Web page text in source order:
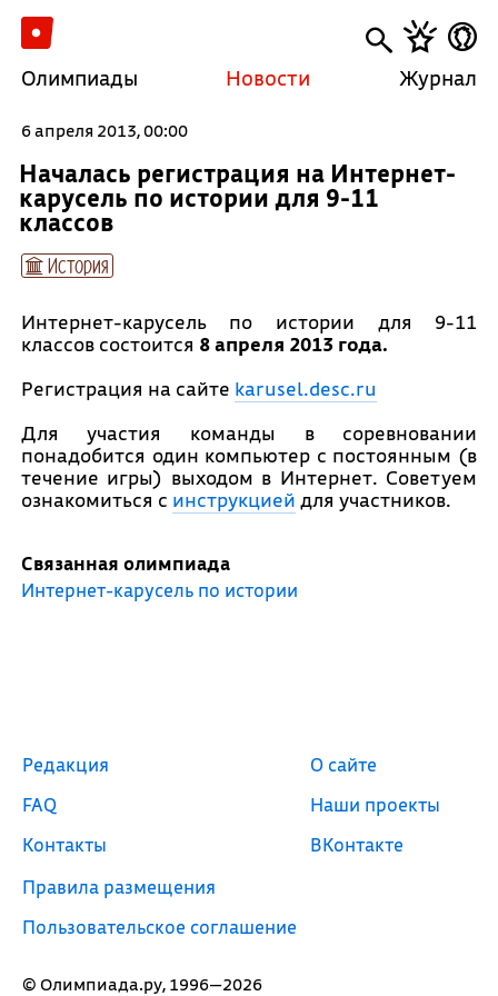
Олимпиады Новости Журнал
6 апреля 2013, 00:00
Началась регистрация на Интернет-
карусель по истории для 9-11
классов
История
Интернет-карусель по истории для 9-11
классов состоится 8апреля 2013 года.
Регистрация на сайте karusel.desc.ru
Для участия команды в соревновании
понадобится один компьютер с постоянным (в
течение игры) выходом в Интернет. Советуем
ознакомиться с инструкцией для участников.
Связанная олимпиада
Интернет-карусель по истории
© Олимпиада.ру, 1996—2026
Редакция
FAQ
Контакты
Правила размещения
Пользовательское соглашение
О сайте
Наши проекты
ВКонтакте